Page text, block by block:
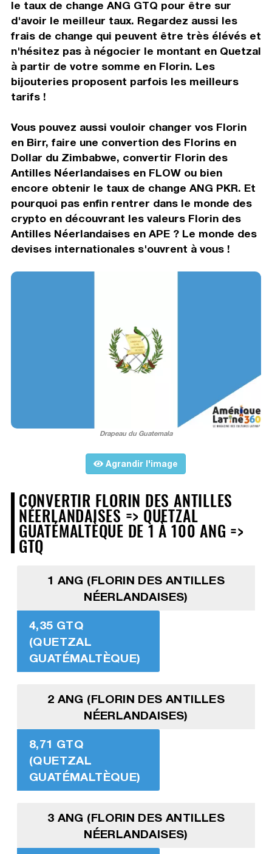
le taux de change ANG GTQ pour être sur
d'avoir le meilleur taux. Regardez aussi les
frais de change qui peuvent être très élévés et
n'hésitez pas à négocier le montant en Quetzal
à partir de votre somme en Florin. Les
bijouteries proposent parfois les meilleurs
tarifs !
Vous pouvez aussi vouloir changer vos Florin
en Birr, faire une convertion des Florins en
Dollar du Zimbabwe, convertir Florin des
Antilles Néerlandaises en FLOW ou bien
encore obtenir le taux de change ANG PKR. Et
pourquoi pas enfin rentrer dans le monde des
crypto en découvrant les valeurs Florin des
Antilles Néerlandaises en APE ? Le monde des
devises internationales s'ouvrent à vous !
Drapeau du Guatemala
Agrandir l'image
CONVERTIR FLORIN DES ANTILLES
NÉERLANDAISES => QUETZAL
GUATÉMALTÈQUE DE 1 À 100 ANG =>
GTQ
1 ANG (FLORIN DES ANTILLES
NÉERLANDAISES)
4,35 GTQ
(QUETZAL
GUATÉMALTÈQUE)
2 ANG (FLORIN DES ANTILLES
NÉERLANDAISES)
8,71 GTQ
(QUETZAL
GUATÉMALTÈQUE)
3 ANG (FLORIN DES ANTILLES
NÉERLANDAISES)